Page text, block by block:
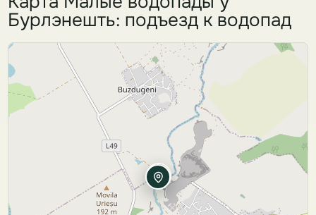
Бурлэнешть: подъезд к водопад